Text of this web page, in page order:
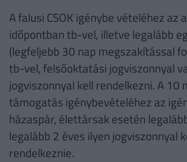
A falusi CSOK igénybe vételéhez az
időpontban tb-vel, illetve legalább
(legfeljebb 30 nap megszakítással
tb-vel, felsőoktatási jogviszonnyal
jogviszonnyal kell rendelkezni. A 10
támogatás igénybevételéhez az
házaspár, élettársak esetén
legalább 2 éves ilyen jogviszonnyal
rendelkeznie.